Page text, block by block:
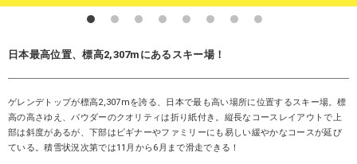
日本最高位置、標高2,307mにあるスキー場！
ゲレンデトップが標高2,307mを誇る、日本で最も高い場所に位置するスキー場。標
高の高さゆえ、パウダーのクオリティは折り紙付き。縦長なコースレイアウトで上
部は斜度があるが、下部はビギナーやファミリーにも易しい緩やかなコースが延び
ている。積雪状況次第では11月から6月まで滑走できる！